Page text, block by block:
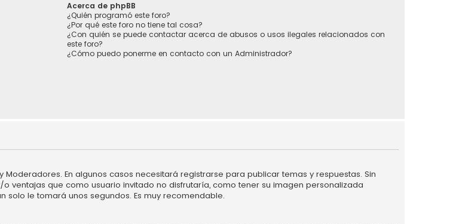
Acerca de phpBB
¿Quién programó este foro?
¿Por qué este foro no tiene tal cosa?
¿Con quién se puede contactar acerca de abusos o usos ilegales relacionados con
este foro?
¿Cómo puedo ponerme en contacto con un Administrador?
En algunos casos necesitará registrarse para publicar temas y respuestas. Sin
ventajas que como usuario invitado no disfrutaría, como tener su imagen personalizada
solo le tomará unos segundos. Es muy recomendable.